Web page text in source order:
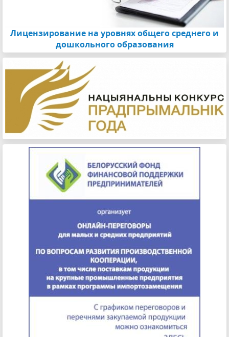
Лицензирование на уровнях общего среднего и
дошкольного образования